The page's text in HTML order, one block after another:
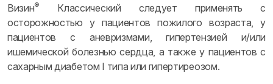
Визин®
Классический следует применять с
осторожностью у пациентов пожилого возраста, у
пациентов с аневризмами, гипертензией и/или
ишемической болезнью сердца, а также у пациентов с
сахарным диабетом I типа или гипертиреозом.